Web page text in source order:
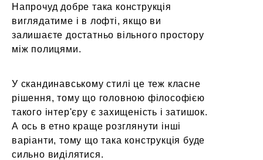
Напрочуд добре така конструкція
виглядатиме і в лофті, якщо ви
залишаєте достатньо вільного простору
між полицями.
У скандинавському стилі це теж класне
рішення, тому що головною філософією
такого інтер'єру є захищеність і затишок.
А ось в етно краще розглянути інші
варіанти, тому що така конструкція буде
сильно виділятися.